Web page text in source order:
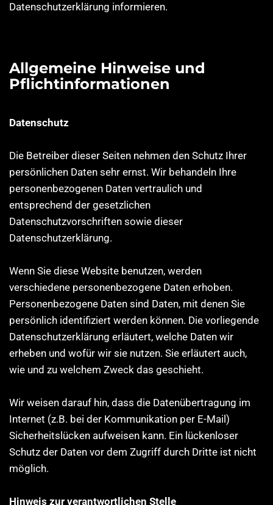
Datenschutzerklärung informieren.
Allgemeine Hinweise und
Pflichtinformationen
Datenschutz
Die Betreiber dieser Seiten nehmen den Schutz Ihrer
persönlichen Daten sehr ernst. Wir behandeln Ihre
personenbezogenen Daten vertraulich und
entsprechend der gesetzlichen
Datenschutzvorschriften sowie dieser
Datenschutzerklärung.
Wenn Sie diese Website benutzen, werden
verschiedene personenbezogene Daten erhoben.
Personenbezogene Daten sind Daten, mit denen Sie
persönlich identifiziert werden können. Die vorliegende
Datenschutzerklärung erläutert, welche Daten wir
erheben und wofür wir sie nutzen. Sie erläutert auch,
wie und zu welchem Zweck das geschieht.
Wir weisen darauf hin, dass die Datenübertragung im
Internet (z.B. bei der Kommunikation per E-Mail)
Sicherheitslücken aufweisen kann. Ein lückenloser
Schutz der Daten vor dem Zugriff durch Dritte ist nicht
möglich.
Hinweis zur verantwortlichen Stelle